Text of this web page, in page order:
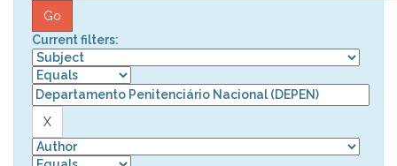
Current filters: